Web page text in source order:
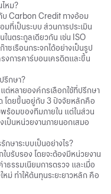
หม?
กับ Carbon Credit ทางอ้อม
ที่เป็นระบบ ส่วนการประเมิน
นตระกูลเดียวกัน เช่น ISO
ซเรือนกระจกได้อย่างเป็นรูป
งการคาร์บอนเครดิตและขึ้น
รึกษา?
แต่หลายองค์กรเลือกใช้ที่ปรึกษา
โดยขึ้นอยู่กับ 3 ปัจจัยหลักคือ
ร้อมของทีมภายใน แต่ในส่วน
ป็นหน่วยงานภายนอกเสมอ
ษาระบบเป็นอย่างไร?
บรับรอง โดยจะต้องมีหน่วยงาน
ธรรมเนียมการตรวจ และเมื่อ
ม่ ทำให้ต้นทุนระยะยาวหลัก คือ